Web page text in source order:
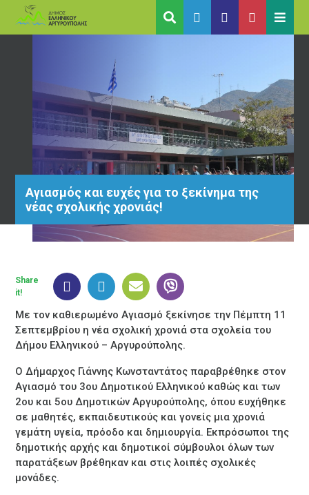
Αγιασμός και ευχές για το ξεκίνημα της
νέας σχολικής χρονιάς!
Με τον καθιερωμένο Αγιασμό ξεκίνησε την Πέμπτη 11
Σεπτεμβρίου η νέα σχολική χρονιά στα σχολεία του
Δήμου Ελληνικού – Αργυρούπολης.
Ο Δήμαρχος Γιάννης Κωνσταντάτος παραβρέθηκε στον
Αγιασμό του 3ου Δημοτικού Ελληνικού καθώς και των
2ου και 5ου Δημοτικών Αργυρούπολης, όπου ευχήθηκε
σε μαθητές, εκπαιδευτικούς και γονείς μια χρονιά
γεμάτη υγεία, πρόοδο και δημιουργία. Εκπρόσωποι της
δημοτικής αρχής και δημοτικοί σύμβουλοι όλων των
παρατάξεων βρέθηκαν και στις λοιπές σχολικές
μονάδες.
Share
it!